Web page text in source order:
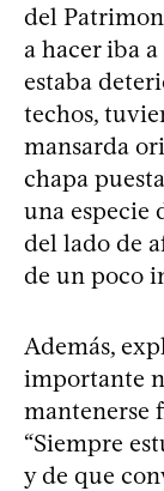
del
a hacer iba
estaba
techos,
mansarda
chapa
una especie
del lado de
de un poco
Además,
importante
mantenerse
“Siempre
y de que